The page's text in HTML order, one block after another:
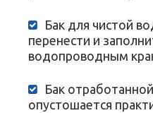
Бак для чистой
перенести и
водопроводным
Бак
опустошается